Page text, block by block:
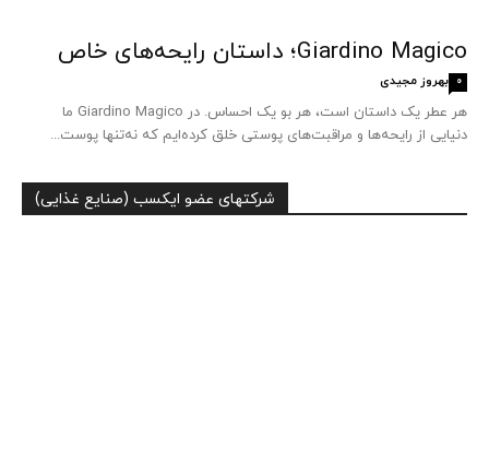
Giardino Magico؛ داستان رایحه‌های خاص
بهروز مجیدی 0
هر عطر یک داستان است، هر بو یک احساس. در Giardino Magico ما
دنیایی از رایحه‌ها و مراقبت‌های پوستی خلق کرده‌ایم که نه‌تنها پوست...
شرکتهای عضو ایکسب (صنایع غذایی)